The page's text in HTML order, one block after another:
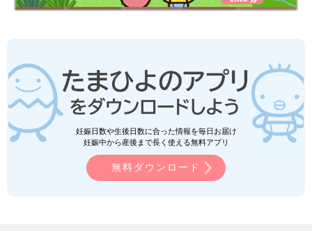
妊娠日数や生後日数に合った情報を毎日お届け
妊娠中から産後まで長く使える無料アプリ
無料ダウンロード